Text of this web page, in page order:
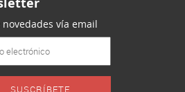
novedades vía email
SUSCRÍBETE